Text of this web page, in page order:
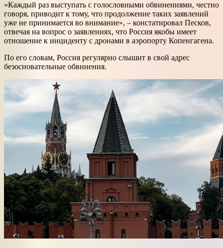
«Каждый раз выступать с голословными обвинениями, честно
говоря, приводит к тому, что продолжение таких заявлений
уже не принимается во внимание», – констатировал Песков,
отвечая на вопрос о заявлениях, что Россия якобы имеет
отношение к инциденту с дронами в аэропорту Копенгагена.
По его словам, Россия регулярно слышит в свой адрес
безосновательные обвинения.